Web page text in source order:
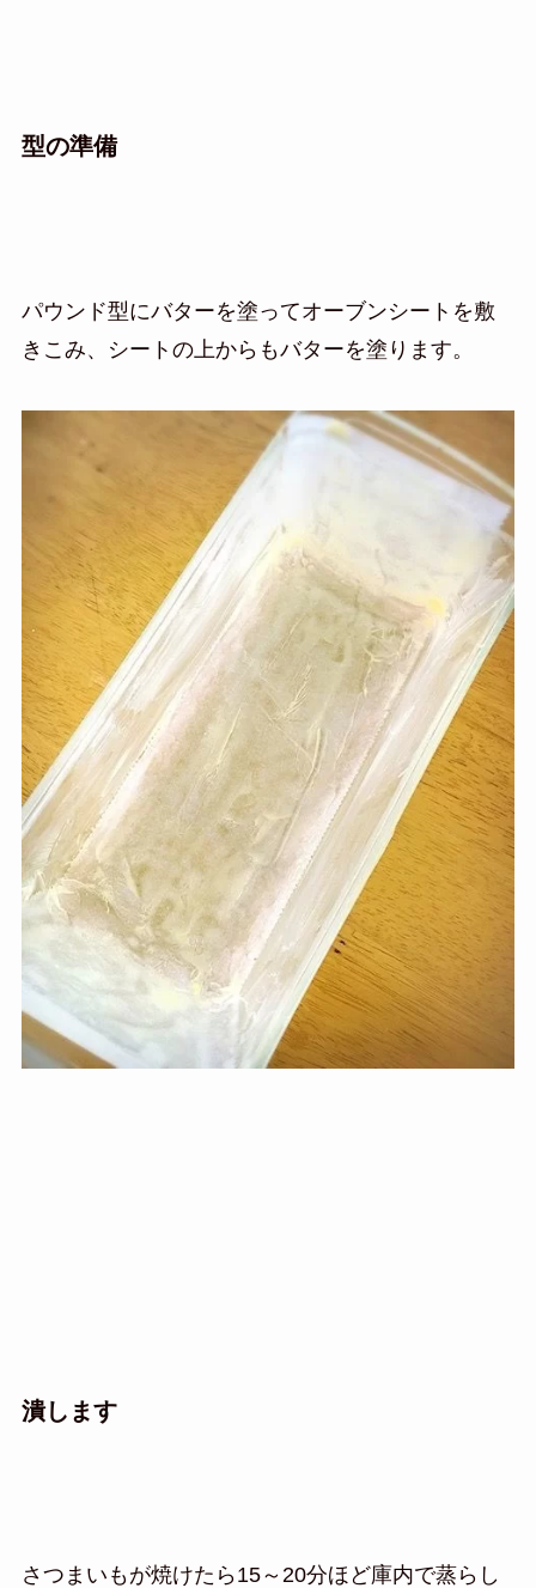
型の準備
パウンド型にバターを塗ってオーブンシートを敷
きこみ、シートの上からもバターを塗ります。
潰します
さつまいもが焼けたら15～20分ほど庫内で蒸らし